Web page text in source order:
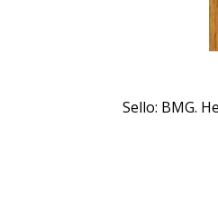
Sello: BMG.